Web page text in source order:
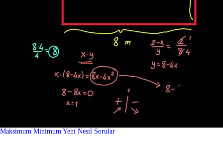
Maksimum Minimum Yeni Nesil Sorular